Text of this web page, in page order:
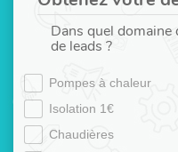
Dans quel
de leads ?
Pompes à chaleur
Isolation 1€
Chaudières